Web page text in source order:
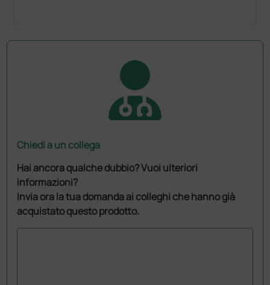
Chiedi a un collega
Hai ancora qualche dubbio? Vuoi ulteriori
informazioni?
Invia ora la tua domanda ai colleghi che hanno già
acquistato questo prodotto.